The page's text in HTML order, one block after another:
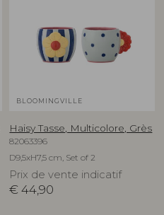
BLOOMINGVILLE
Haisy Tasse, Multicolore, Grès
82063396
D9,5xH7,5 cm, Set of 2
Prix de vente indicatif
€ 44,90